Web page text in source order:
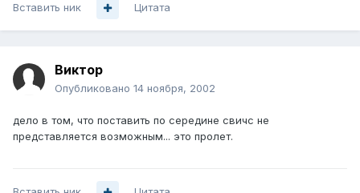
Вставить ник Цитата
Виктор
Опубликовано 14 ноября, 2002
дело в том, что поставить по середине свичс не
представляется возможным... это пролет.